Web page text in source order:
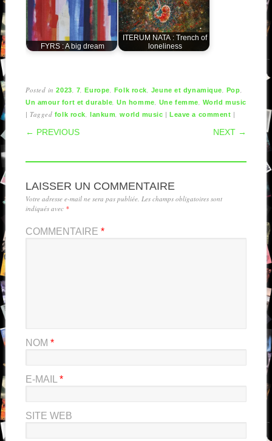
FYRS : A big dream
ITERUM NATA : Trench of
loneliness
Posted in2023 7 ,Europe Folk rock Jeune et dynamique Pop
Un amour fort et durable ,Un homme Une femme World music
|Tagged folk rock lankum ,world music |Leave a comment |
POST NAVIGATION
← PREVIOUS NEXT →
LAISSER UN COMMENTAIRE
Votre adresse e-mail ne sera pas publiée. Les champs obligatoires sont
indiqués avec *
COMMENTAIRE *
NOM *
E-MAIL *
SITE WEB